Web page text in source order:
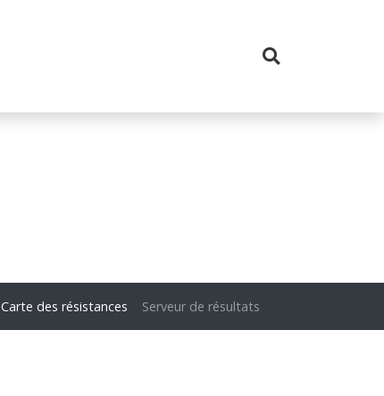
Carte des résistances Serveur de résultats